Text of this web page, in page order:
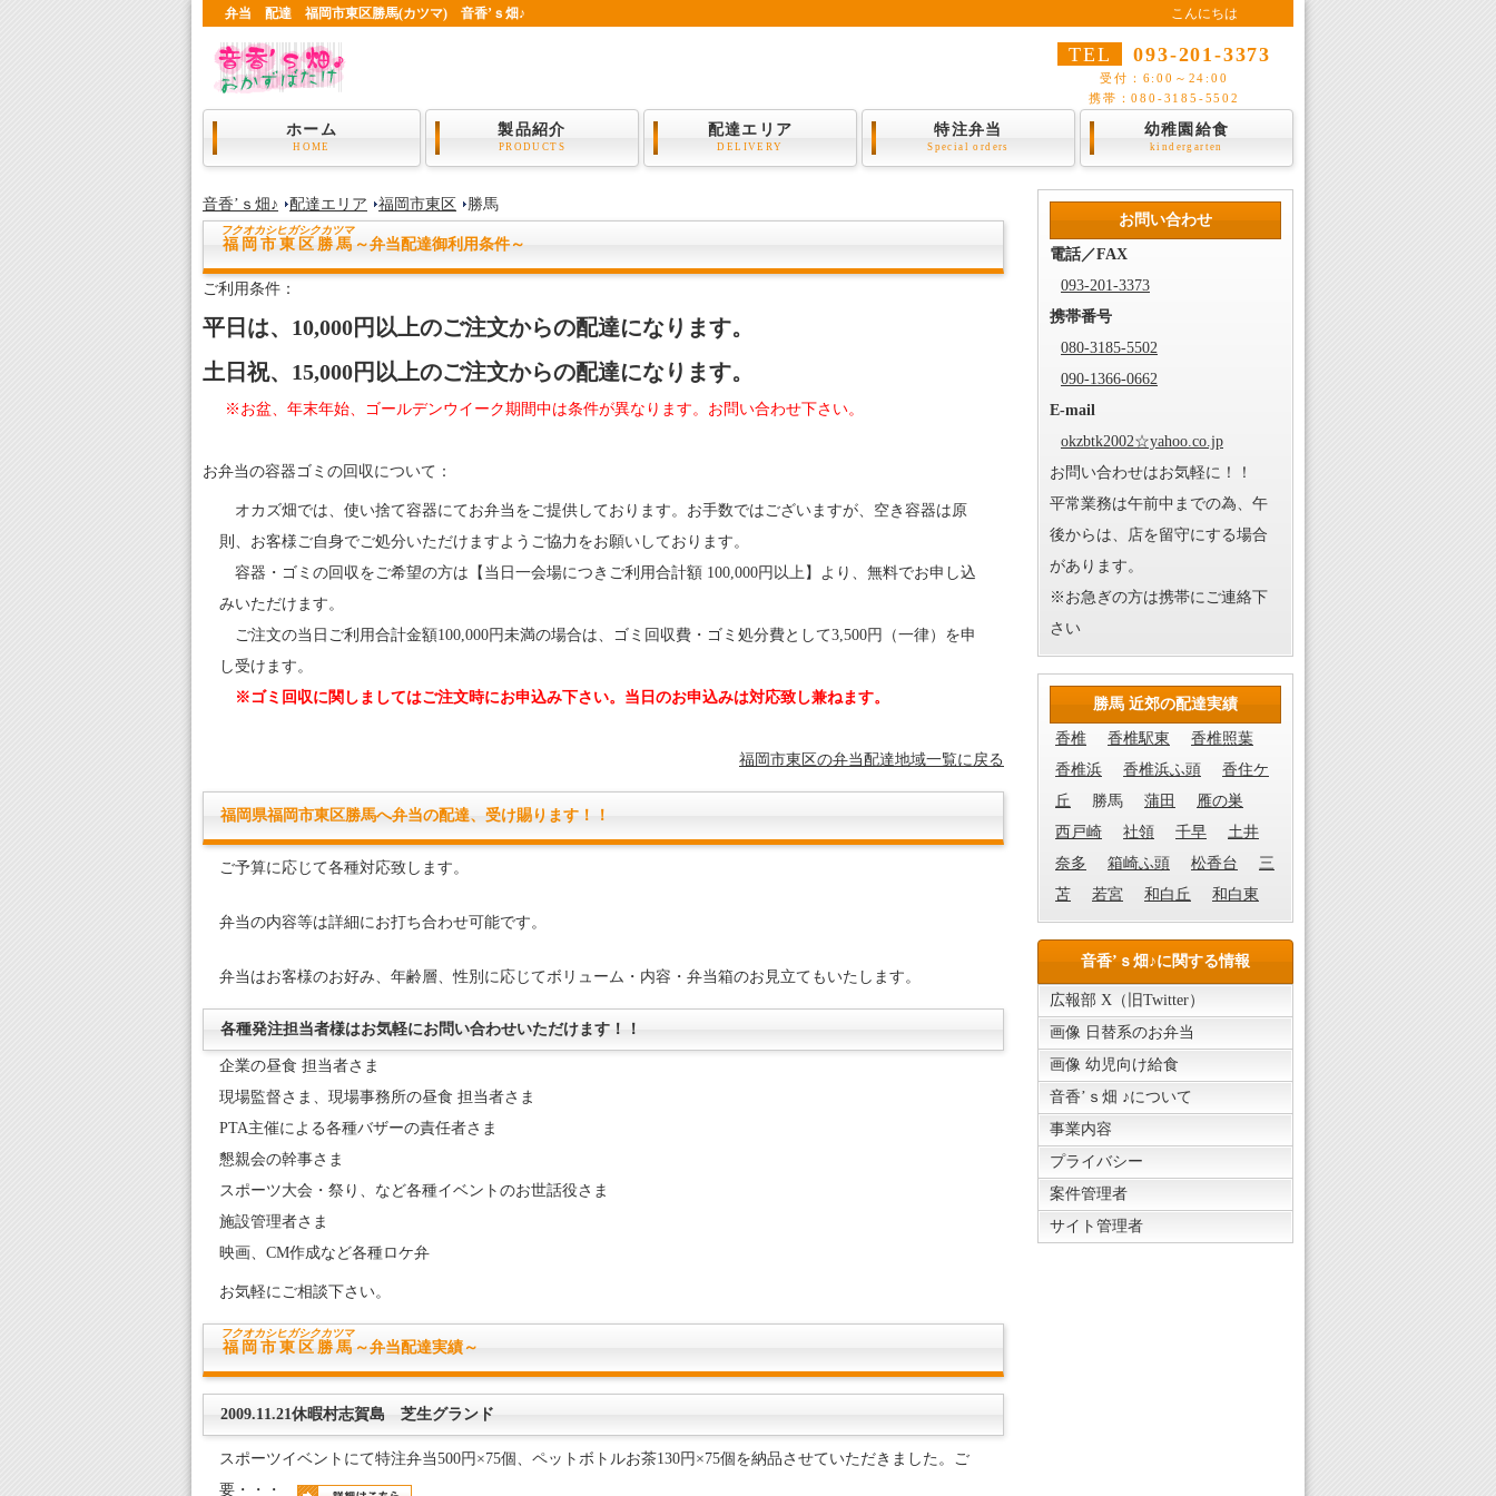
弁当 配達 福岡市東区勝馬(カツマ) 音香’ｓ畑♪ こんにちは
TEL 093-201-3373
受付：6:00～24:00
携帯：080-3185-5502
ホーム
HOME
製品紹介
PRODUCTS
配達エリア
DELIVERY
特注弁当
Special orders
幼稚園給食
kindergarten
音香’ｓ畑♪ 配達エリア 福岡市東区 勝馬
福岡市東区勝馬
フクオカシヒガシクカツマ
～弁当配達御利用条件～
ご利用条件：
平日は、10,000円以上のご注文からの配達になります。
土日祝、15,000円以上のご注文からの配達になります。
※お盆、年末年始、ゴールデンウイーク期間中は条件が異なります。お問い合わせ下さい。
お弁当の容器ゴミの回収について：
オカズ畑では、使い捨て容器にてお弁当をご提供しております。お手数ではございますが、空き容器は原
則、お客様ご自身でご処分いただけますようご協力をお願いしております。
容器・ゴミの回収をご希望の方は【当日一会場につきご利用合計額 100,000円以上】より、無料でお申し込
みいただけます。
ご注文の当日ご利用合計金額100,000円未満の場合は、ゴミ回収費・ゴミ処分費として3,500円（一律）を申
し受けます。
※ゴミ回収に関しましてはご注文時にお申込み下さい。当日のお申込みは対応致し兼ねます。
福岡市東区の弁当配達地域一覧に戻る
福岡県福岡市東区勝馬へ弁当の配達、受け賜ります！！
ご予算に応じて各種対応致します。
弁当の内容等は詳細にお打ち合わせ可能です。
弁当はお客様のお好み、年齢層、性別に応じてボリューム・内容・弁当箱のお見立てもいたします。
各種発注担当者様はお気軽にお問い合わせいただけます！！
企業の昼食 担当者さま
現場監督さま、現場事務所の昼食 担当者さま
PTA主催による各種バザーの責任者さま
懇親会の幹事さま
スポーツ大会・祭り、など各種イベントのお世話役さま
施設管理者さま
映画、CM作成など各種ロケ弁
お気軽にご相談下さい。
福岡市東区勝馬
フクオカシヒガシクカツマ
～弁当配達実績～
2009.11.21休暇村志賀島 芝生グランド
スポーツイベントにて特注弁当500円×75個、ペットボトルお茶130円×75個を納品させていただきました。ご
要・・・
お問い合わせ
電話／FAX
093-201-3373
携帯番号
080-3185-5502
090-1366-0662
E-mail
okzbtk2002☆yahoo.co.jp
お問い合わせはお気軽に！！
平常業務は午前中までの為、午
後からは、店を留守にする場合
があります。
※お急ぎの方は携帯にご連絡下
さい
勝馬 近郊の配達実績
香椎 香椎駅東
香椎照葉
香椎浜
香椎浜ふ頭
香住ケ
丘
勝馬 蒲田
雁の巣
西戸崎
社領 千早
土井
奈多
箱崎ふ頭 松香台
三
苫
若宮 和白丘 和白東
音香’ｓ畑♪に関する情報
広報部 X（旧Twitter）
画像 日替系のお弁当
画像 幼児向け給食
音香’ｓ畑 ♪について
事業内容
プライバシー
案件管理者
サイト管理者